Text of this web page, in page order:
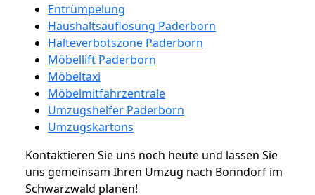
Entrümpelung
Haushaltsauflösung Paderborn
Halteverbotszone Paderborn
Möbellift Paderborn
Möbeltaxi
Möbelmitfahrzentrale
Umzugshelfer Paderborn
Umzugskartons
Kontaktieren Sie uns noch heute und lassen Sie
uns gemeinsam Ihren Umzug nach Bonndorf im
Schwarzwald planen!